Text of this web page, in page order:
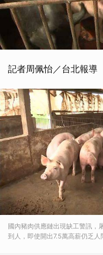
記者周佩怡／台北報導
國內豬肉供應鏈出現缺工警訊，
到人，即使開出7.5萬高薪仍乏人